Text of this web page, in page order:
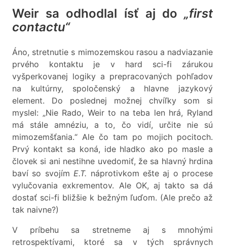
Weir sa odhodlal ísť aj do „first
contactu“
Áno, stretnutie s mimozemskou rasou a nadviazanie
prvého kontaktu je v hard sci-fi zárukou
vyšperkovanej logiky a prepracovaných pohľadov
na kultúrny, spoločenský a hlavne jazykový
element. Do poslednej možnej chvíľky som si
myslel: „Nie Rado, Weir to na teba len hrá, Ryland
má stále amnéziu, a to, čo vidí, určite nie sú
mimozemšťania.“ Ale čo tam po mojich pocitoch.
Prvý kontakt sa koná, ide hladko ako po masle a
človek si ani nestihne uvedomiť, že sa hlavný hrdina
baví so svojímE.T. náprotivkom ešte aj o procese
vylučovania exkrementov. Ale OK, aj takto sa dá
dostať sci-fi bližšie k bežným ľuďom. (Ale prečo až
tak naivne?)
V príbehu sa stretneme aj s mnohými
retrospektívami, ktoré sa v tých správnych